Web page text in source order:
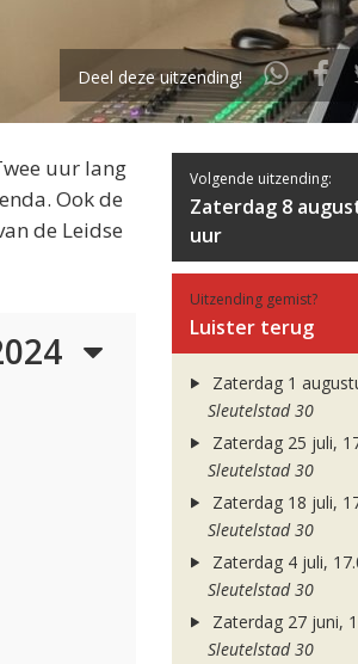
Deel deze uitzending!
uur lang
Ook de
de Leidse
Volgende uitzending:
Zaterdag 8
uur
Uitzending gemist?
Luister terug
Zaterdag 1
Sleutelstad 30
Zaterdag 25 juli,
Sleutelstad 30
Zaterdag 18 juli,
Sleutelstad 30
Zaterdag 4 juli,
Sleutelstad 30
Zaterdag 27 juni,
Sleutelstad 30